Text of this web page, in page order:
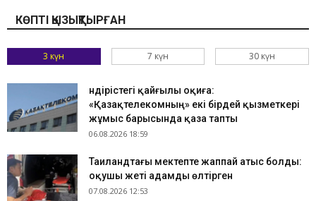
КӨПТІ ҚЫЗЫҚТЫРҒАН
3 күн 7 күн 30 күн
Өндірістегі қайғылы оқиға:
«Қазақтелекомның» екі бірдей қызметкері
жұмыс барысында қаза тапты
06.08.2026 18:59
Таиландтағы мектепте жаппай атыс болды:
оқушы жеті адамды өлтірген
07.08.2026 12:53